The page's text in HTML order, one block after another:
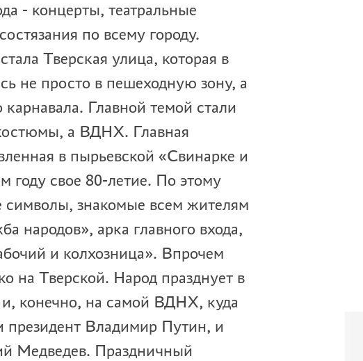
- концерты, театральные
по всему городу.
Тверская улица, которая в
не просто в пешеходную зону, а
Главной темой стали
а ВДНХ. Главная
в пырьевской «Свинарке и
году свое 80-летие. По этому
символы, знакомые всем жителям
народов», арка главного входа,
и колхозница». Впрочем
на Тверской. Народ празднует в
и, конечно, на самой ВДНХ, куда
президент Владимир Путин, и
Медведев. Праздничный